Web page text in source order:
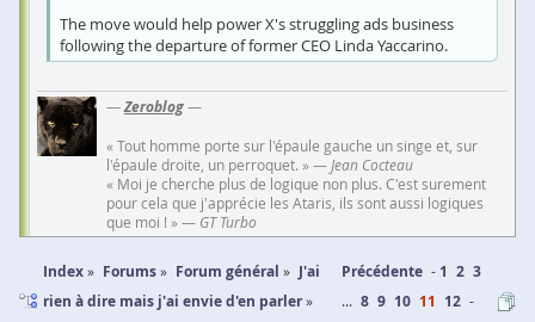
The move would help power X's struggling ads business
following the departure of former CEO Linda Yaccarino.
—Zeroblog—
« Tout homme porte sur l'épaule gauche un singe et, sur
l'épaule droite, un perroquet. » — Jean Cocteau
« Moi je cherche plus de logique non plus. C'est surement
pour cela que j'apprécie les Ataris, ils sont aussi logiques
que moi ! » — GT Turbo
Index Forums Forum général
J'ai
rien à dire mais j'ai envie d'en parler
Précédente 1 2 3
... 8 9 10 11 12